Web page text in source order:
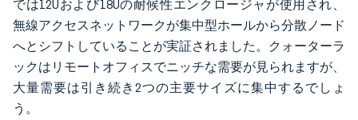
では12Uおよび18Uの耐候性エンクロージャが使用され、
無線アクセスネットワークが集中型ホールから分散ノード
へとシフトしていることが実証されました。クォーターラ
ックはリモートオフィスでニッチな需要が見られますが、
大量需要は引き続き2つの主要サイズに集中するでしょ
う。